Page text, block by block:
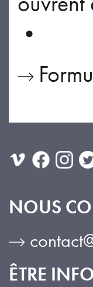
•
NOUS
ÊTRE